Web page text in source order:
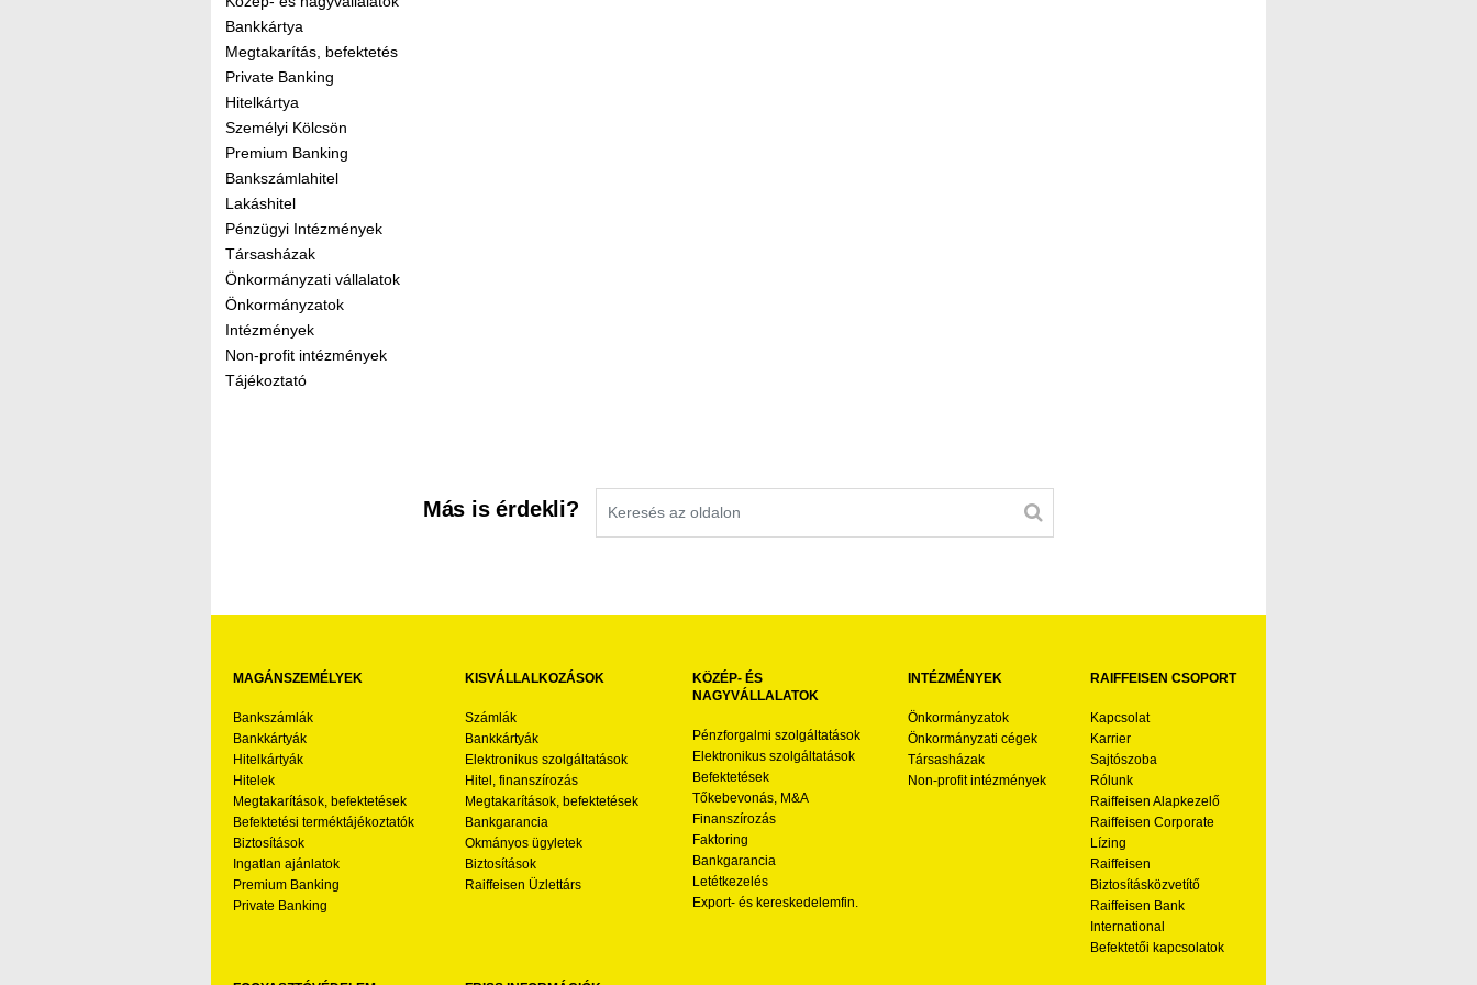
Bankkártya
Megtakarítás, befektetés
Private Banking
Hitelkártya
Személyi Kölcsön
Premium Banking
Bankszámlahitel
Lakáshitel
Pénzügyi Intézmények
Társasházak
Önkormányzati vállalatok
Önkormányzatok
Intézmények
Non-profit intézmények
Tájékoztató
Más is érdekli?
MAGÁNSZEMÉLYEK
Bankszámlák
Bankkártyák
Hitelkártyák
Hitelek
Megtakarítások, befektetések
Befektetési terméktájékoztatók
Biztosítások
Ingatlan ajánlatok
Premium Banking
Private Banking
KISVÁLLALKOZÁSOK
Számlák
Bankkártyák
Elektronikus szolgáltatások
Hitel, finanszírozás
Megtakarítások, befektetések
Bankgarancia
Okmányos ügyletek
Biztosítások
Raiffeisen Üzlettárs
KÖZÉP- ÉS
NAGYVÁLLALATOK
Pénzforgalmi szolgáltatások
Elektronikus szolgáltatások
Befektetések
Tőkebevonás, M&A
Finanszírozás
Faktoring
Bankgarancia
Letétkezelés
Export- és kereskedelemfin.
INTÉZMÉNYEK
Önkormányzatok
Önkormányzati cégek
Társasházak
Non-profit intézmények
RAIFFEISEN CSOPORT
Kapcsolat
Karrier
Sajtószoba
Rólunk
Raiffeisen Alapkezelő
Raiffeisen Corporate
Lízing
Raiffeisen
Biztosításközvetítő
Raiffeisen Bank
International
Befektetői kapcsolatok